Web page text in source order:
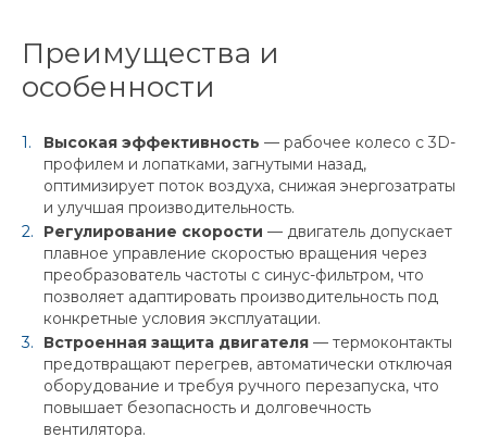
Преимущества и
особенности
Высокая эффективность — рабочее колесо с 3D-
профилем и лопатками, загнутыми назад,
оптимизирует поток воздуха, снижая энергозатраты
и улучшая производительность.
Регулирование скорости — двигатель допускает
плавное управление скоростью вращения через
преобразователь частоты с синус-фильтром, что
позволяет адаптировать производительность под
конкретные условия эксплуатации.
Встроенная защита двигателя — термоконтакты
предотвращают перегрев, автоматически отключая
оборудование и требуя ручного перезапуска, что
повышает безопасность и долговечность
вентилятора.